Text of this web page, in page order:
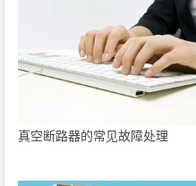
真空断路器的常见故障处理